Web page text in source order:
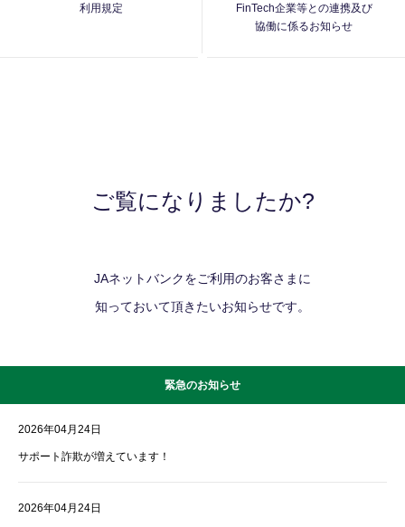
利用規定
FinTech企業等との連携及び
協働に係るお知らせ
ご覧になりましたか?
JAネットバンクをご利用のお客さまに
知っておいて頂きたいお知らせです。
緊急のお知らせ
2026年04月24日
サポート詐欺が増えています！
2026年04月24日